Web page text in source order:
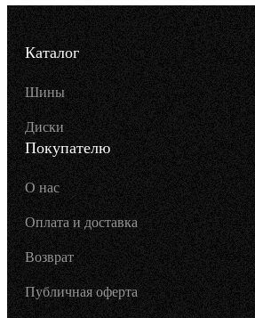
Каталог
Шины
Диски
Покупателю
О нас
Оплата и доставка
Возврат
Публичная оферта